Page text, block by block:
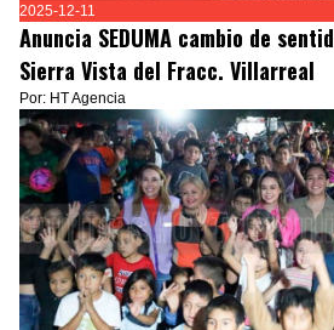
2025-12-11
Anuncia SEDUMA cambio de
Sierra Vista del Fracc. Villarreal
Por: HT Agencia